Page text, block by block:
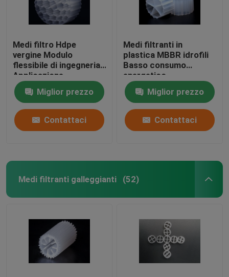
Medi filtro Hdpe
vergine Modulo
flessibile di ingegneria
Applicazione
Resistenza agli urti
Miglior prezzo
Contattaci
Medi filtranti in
plastica MBBR idrofili
Basso consumo
energetico
Miglior prezzo
Contattaci
Medi filtranti galleggianti (52)